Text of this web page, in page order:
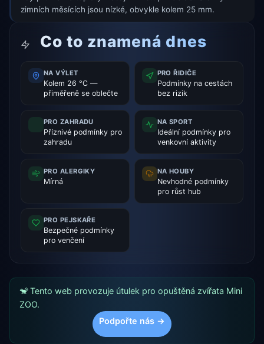
zimních měsících jsou nízké, obvykle kolem 25 mm.
Co to znamená dnes
NA VÝLET
Kolem 26 °C —
přiměřeně se oblečte
PRO ŘIDIČE
Podmínky na cestách
bez rizik
PRO ZAHRADU
Příznivé podmínky pro
zahradu
NA SPORT
Ideální podmínky pro
venkovní aktivity
PRO ALERGIKY
Mírná
NA HOUBY
Nevhodné podmínky
pro růst hub
PRO PEJSKAŘE
Bezpečné podmínky
pro venčení
🐒 Tento web provozuje útulek pro opuštěná zvířata Mini
ZOO.
Podpořte nás →